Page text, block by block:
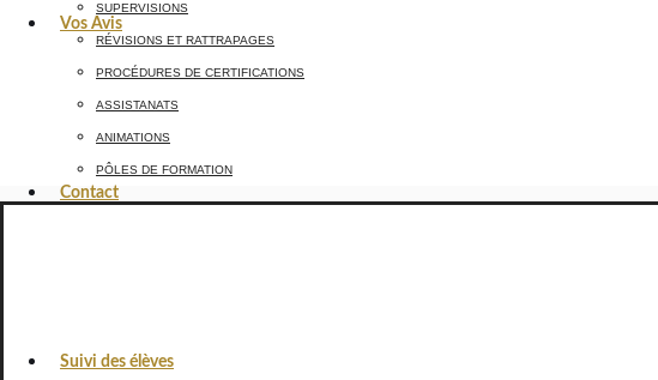
Vos Avis
Contact
Suivi des élèves
SUPERVISIONS
RÉVISIONS ET RATTRAPAGES
PROCÉDURES DE CERTIFICATIONS
ASSISTANATS
ANIMATIONS
PÔLES DE FORMATION